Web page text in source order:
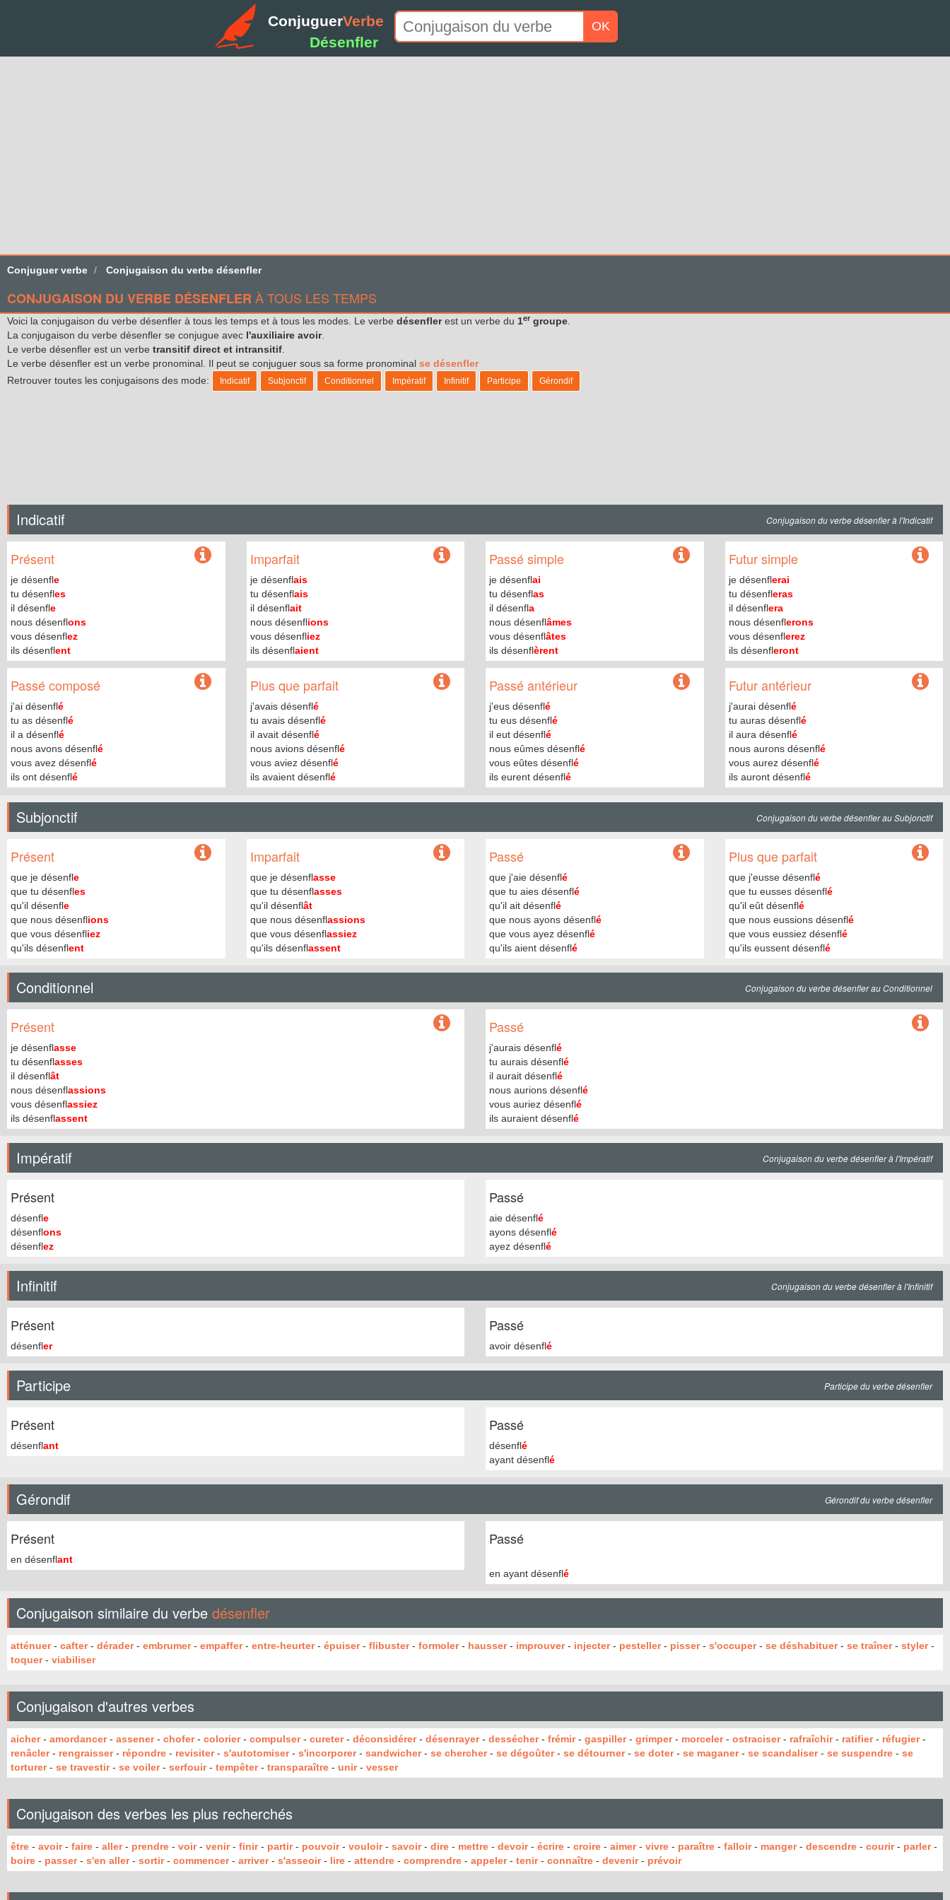
ConjuguerVerbe
Désenfler
OK
Conjuguer verbe Conjugaison du verbe désenfler
CONJUGAISON DU VERBE DÉSENFLER À TOUS LES TEMPS
Voici la conjugaison du verbe désenfler à tous les temps et à tous les modes. Le verbe désenflerest un verbe du 1er groupe
La conjugaison du verbe désenfler se conjugue avec l'auxiliaire avoir.
Le verbe désenfler est un verbe transitif direct et intransitif
Le verbe désenfler est un verbe pronominal. Il peut se conjuguer sous sa forme pronominal se désenfler
Retrouver toutes les conjugaisons des mode:
Indicatif Subjonctif Conditionnel Impératif Infinitif Participe Gérondif
Indicatif Conjugaison du verbe désenfler à l'Indicatif
Présent
je désenfle
tu désenfles
il désenfle
nous désenflons
vous désenflez
ils désenflent
Imparfait
je désenflais
tu désenflais
il désenflait
nous désenflions
vous désenfliez
ils désenflaient
Passé simple
je désenflai
tu désenflas
il désenfla
nous désenflâmes
vous désenflâtes
ils désenflèrent
Futur simple
je désenflerai
tu désenfleras
il désenflera
nous désenflerons
vous désenflerez
ils désenfleront
Passé composé
j'ai désenflé
tu as désenflé
il a désenflé
nous avons désenflé
vous avez désenflé
ils ont désenflé
Plus que parfait
j'avais désenflé
tu avais désenflé
il avait désenflé
nous avions désenflé
vous aviez désenflé
ils avaient désenflé
Passé antérieur
j'eus désenflé
tu eus désenflé
il eut désenflé
nous eûmes désenflé
vous eûtes désenflé
ils eurent désenflé
Futur antérieur
j'aurai désenflé
tu auras désenflé
il aura désenflé
nous aurons désenflé
vous aurez désenflé
ils auront désenflé
Subjonctif Conjugaison du verbe désenfler au Subjonctif
Présent
que je désenfle
que tu désenfles
qu'il désenfle
que nous désenflions
que vous désenfliez
qu'ils désenflent
Imparfait
que je désenflasse
que tu désenflasses
qu'il désenflât
que nous désenflassions
que vous désenflassiez
qu'ils désenflassent
Passé
que j'aie désenflé
que tu aies désenflé
qu'il ait désenflé
que nous ayons désenflé
que vous ayez désenflé
qu'ils aient désenflé
Plus que parfait
que j'eusse désenflé
que tu eusses désenflé
qu'il eût désenflé
que nous eussions désenflé
que vous eussiez désenflé
qu'ils eussent désenflé
Conditionnel Conjugaison du verbe désenfler au Conditionnel
Présent
je désenflasse
tu désenflasses
il désenflât
nous désenflassions
vous désenflassiez
ils désenflassent
Passé
j'aurais désenflé
tu aurais désenflé
il aurait désenflé
nous aurions désenflé
vous auriez désenflé
ils auraient désenflé
Impératif Conjugaison du verbe désenfler à l'Impératif
Présent
désenfle
désenflons
désenflez
Passé
aie désenflé
ayons désenflé
ayez désenflé
Infinitif Conjugaison du verbe désenfler à l'Infinitif
Présent
désenfler
Passé
avoir désenflé
Participe Participe du verbe désenfler
Présent
désenflant
Passé
désenflé
ayant désenflé
Gérondif Gérondif du verbe désenfler
Présent
en désenflant
Passé
en ayant désenflé
Conjugaison similaire du verbe désenfler
atténuer- cafter- dérader- embrumer- empaffer- entre-heurter- épuiser- flibuster- formoler- hausser- improuver- injecter- pesteller- pisser- s'occuper- se déshabituer- se traîner- styler-
toquer- viabiliser
Conjugaison d'autres verbes
aicher- amordancer- assener- chofer- colorier- compulser- cureter- déconsidérer- désenrayer- dessécher- frémir- gaspiller- grimper- morceler- ostraciser- rafraîchir- ratifier- réfugier-
renâcler- rengraisser- répondre - revisiter- s'autotomiser- s'incorporer- sandwicher- se chercher- se dégoûter- se détourner- se doter- se maganer- se scandaliser- se suspendre - se
torturer- se travestir- se voiler- serfouir- tempêter- transparaître - unir- vesser
Conjugaison des verbes les plus recherchés
être - avoir- faire - aller- prendre - voir- venir- finir- partir- pouvoir- vouloir- savoir- dire - mettre - devoir- écrire - croire - aimer- vivre - paraître - falloir- manger- descendre - courir- parler-
boire - passer- s'en aller- sortir- commencer- arriver- s'asseoir- lire - attendre - comprendre - appeler- tenir- connaître - devenir- prévoir